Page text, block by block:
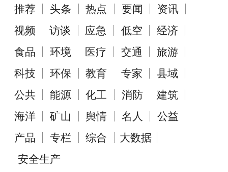
推荐 头条 热点 要闻
资讯
视频
访谈 应急 低空
经济
食品
环境 医疗 交通
旅游
科技
环保 教育 专家
县域
公共
能源 化工 消防
建筑
海洋
矿山 舆情 名人
公益
产品
专栏 综合
大数据
安全生产